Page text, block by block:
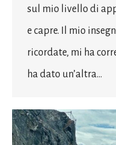
sul mio livello di
e capre. Il mio
ricordate, mi ha
ha dato un’altra…